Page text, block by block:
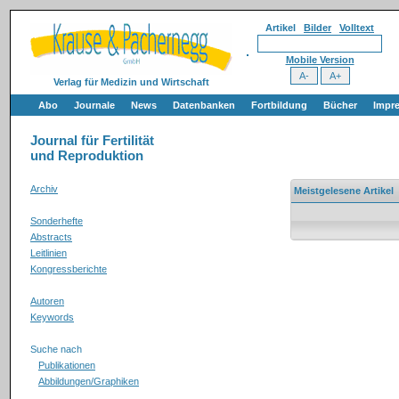
Verlag für Medizin und Wirtschaft
Artikel Bilder Volltext
Mobile Version
Abo Journale News Datenbanken Fortbildung Bücher
Journal für Fertilität
und Reproduktion
Archiv
Sonderhefte
Abstracts
Leitlinien
Kongressberichte
Autoren
Keywords
Suche nach
Publikationen
Abbildungen/Graphiken
Meistgelesene Artikel